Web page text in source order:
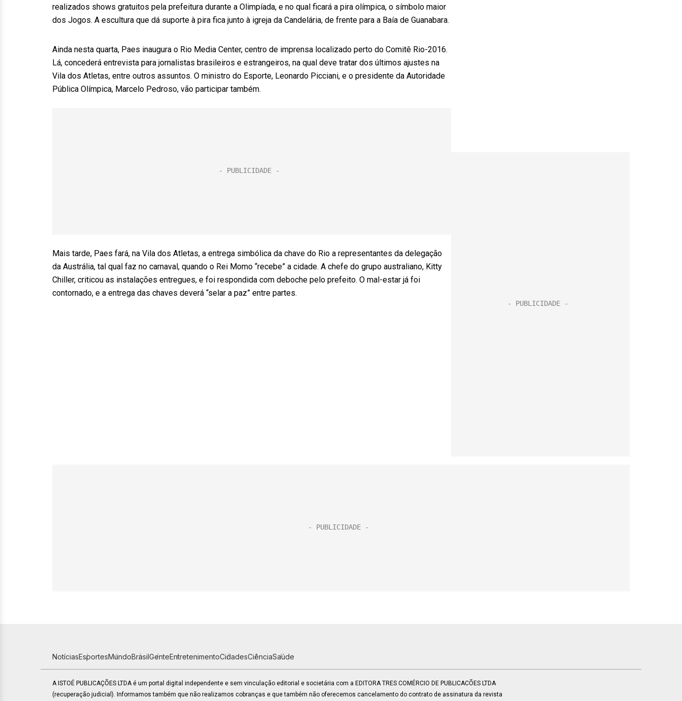
realizados shows gratuitos pela prefeitura durante a Olimpíada, e no qual ficará a pira olímpica, o símbolo maior
dos Jogos. A escultura que dá suporte à pira fica junto à igreja da Candelária, de frente para a Baía de Guanabara.
Ainda nesta quarta, Paes inaugura o Rio Media Center, centro de imprensa localizado perto do Comitê Rio-2016.
Lá, concederá entrevista para jornalistas brasileiros e estrangeiros, na qual deve tratar dos últimos ajustes na
Vila dos Atletas, entre outros assuntos. O ministro do Esporte, Leonardo Picciani, e o presidente da Autoridade
Pública Olímpica, Marcelo Pedroso, vão participar também.
Mais tarde, Paes fará, na Vila dos Atletas, a entrega simbólica da chave do Rio a representantes da delegação
da Austrália, tal qual faz no carnaval, quando o Rei Momo “recebe” a cidade. A chefe do grupo australiano, Kitty
Chiller, criticou as instalações entregues, e foi respondida com deboche pelo prefeito. O mal-estar já foi
contornado, e a entrega das chaves deverá “selar a paz” entre partes.
NotíciasEsportesMundoBrasilGenteEntretenimentoCidadesCiênciaSaúde
A ISTOÉ PUBLICAÇÕES LTDA é um portal digital independente e sem vinculação editorial e societária com a EDITORA TRES COMÉRCIO DE PUBLICACÕES LTDA
(recuperação judicial). Informamos também que não realizamos cobranças e que também não oferecemos cancelamento do contrato de assinatura da revista